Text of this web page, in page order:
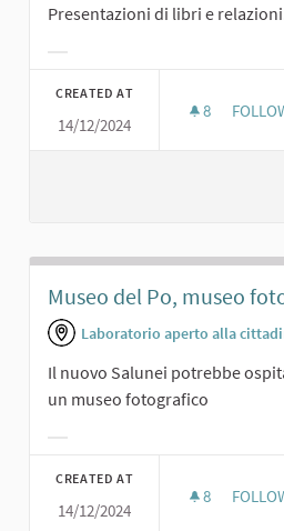
Presentazioni di libri e
CREATED AT
14/12/2024
8 8
Museo del Po, museo
Laboratorio aperto alla
Il nuovo Salunei potrebbe
un museo fotografico
CREATED AT
14/12/2024
8 8